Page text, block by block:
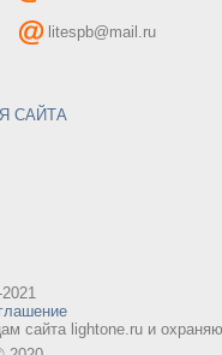
litespb@mail.ru
САЙТА
lightone.ru и